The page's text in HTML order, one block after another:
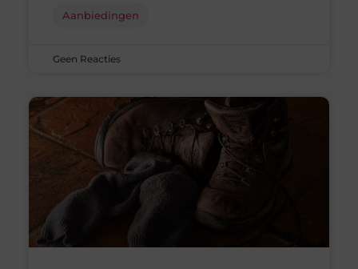
Aanbiedingen
Geen Reacties